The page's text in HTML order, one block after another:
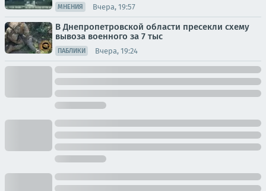
МНЕНИЯ Вчера, 19:57
В Днепропетровской области пресекли схему
вывоза военного за 7 тыс
ПАБЛИКИ Вчера, 19:24